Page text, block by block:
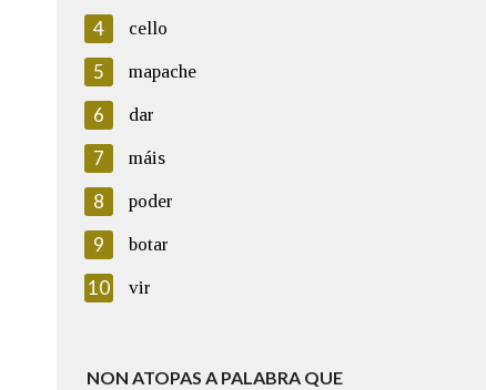
4 cello
5 mapache
6 dar
7 máis
8 poder
9 botar
10 vir
NON ATOPAS A PALABRA QUE